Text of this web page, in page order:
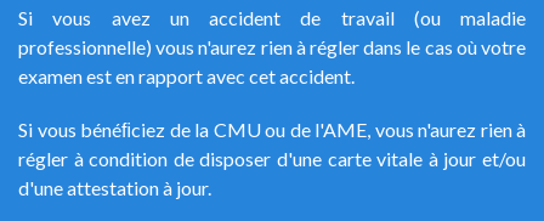
Si vous avez un accident de travail (ou maladie
professionnelle) vous n'aurez rien à régler dans le cas où votre
examen est en rapport avec cet accident.
Si vous bénéﬁciez de la CMU ou de l'AME, vous n'aurez rien à
régler à condition de disposer d'une carte vitale à jour et/ou
d'une attestation à jour.